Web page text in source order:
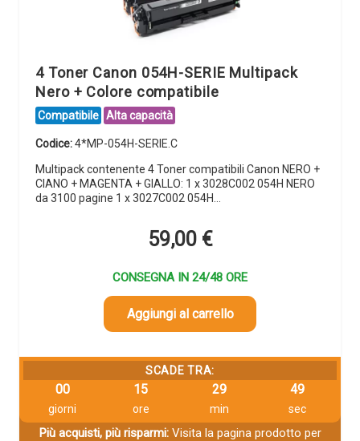
4 Toner Canon 054H-SERIE Multipack
Nero + Colore compatibile
Compatibile Alta capacità
Codice:4*MP-054H-SERIE.C
Multipack contenente 4 Toner compatibili Canon NERO +
CIANO + MAGENTA + GIALLO: 1 x 3028C002 054H NERO
da 3100 pagine 1 x 3027C002 054H…
59,00 €
CONSEGNA IN 24/48 ORE
Aggiungi al carrello
SCADE TRA:
00
giorni
15
ore
29
min
49
sec
Più acquisti, più risparmi:Visita la pagina prodotto per